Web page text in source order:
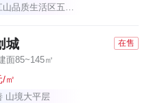
双滦欢乐江山品质生活区五期新品
城 在售
面85~145㎡
/㎡
山境大平层